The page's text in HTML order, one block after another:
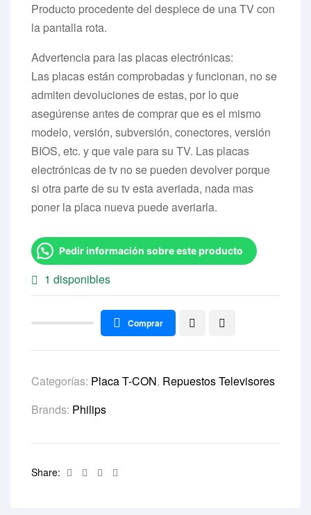
Producto procedente del despiece de una TV con
la pantalla rota.
Advertencia para las placas electrónicas:
Las placas están comprobadas y funcionan, no se
admiten devoluciones de estas, por lo que
asegúrense antes de comprar que es el mismo
modelo, versión, subversión, conectores, versión
BIOS, etc. y que vale para su TV. Las placas
electrónicas de tv no se pueden devolver porque
si otra parte de su tv esta averiada, nada mas
poner la placa nueva puede averiarla.
Pedir información sobre este producto
1 disponibles
Comprar
Categorías: Placa T-CON, Repuestos Televisores
Brands: Philips
Share: Facebook
TwitterLinkedin